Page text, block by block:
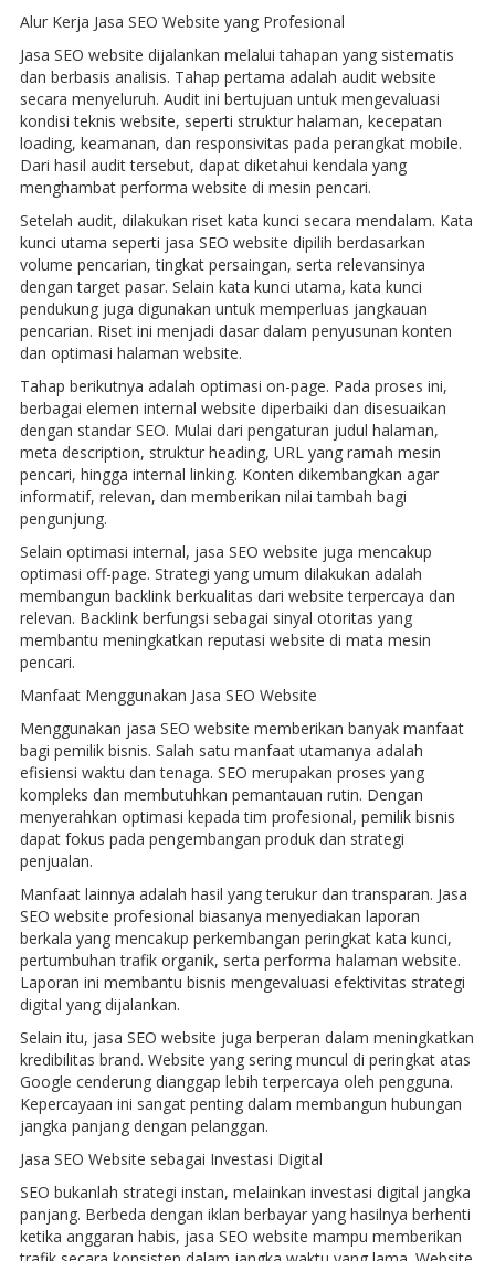
Alur Kerja Jasa SEO Website yang Profesional
Jasa SEO website dijalankan melalui tahapan yang sistematis
dan berbasis analisis. Tahap pertama adalah audit website
secara menyeluruh. Audit ini bertujuan untuk mengevaluasi
kondisi teknis website, seperti struktur halaman, kecepatan
loading, keamanan, dan responsivitas pada perangkat mobile.
Dari hasil audit tersebut, dapat diketahui kendala yang
menghambat performa website di mesin pencari.
Setelah audit, dilakukan riset kata kunci secara mendalam. Kata
kunci utama seperti jasa SEO website dipilih berdasarkan
volume pencarian, tingkat persaingan, serta relevansinya
dengan target pasar. Selain kata kunci utama, kata kunci
pendukung juga digunakan untuk memperluas jangkauan
pencarian. Riset ini menjadi dasar dalam penyusunan konten
dan optimasi halaman website.
Tahap berikutnya adalah optimasi on-page. Pada proses ini,
berbagai elemen internal website diperbaiki dan disesuaikan
dengan standar SEO. Mulai dari pengaturan judul halaman,
meta description, struktur heading, URL yang ramah mesin
pencari, hingga internal linking. Konten dikembangkan agar
informatif, relevan, dan memberikan nilai tambah bagi
pengunjung.
Selain optimasi internal, jasa SEO website juga mencakup
optimasi off-page. Strategi yang umum dilakukan adalah
membangun backlink berkualitas dari website terpercaya dan
relevan. Backlink berfungsi sebagai sinyal otoritas yang
membantu meningkatkan reputasi website di mata mesin
pencari.
Manfaat Menggunakan Jasa SEO Website
Menggunakan jasa SEO website memberikan banyak manfaat
bagi pemilik bisnis. Salah satu manfaat utamanya adalah
efisiensi waktu dan tenaga. SEO merupakan proses yang
kompleks dan membutuhkan pemantauan rutin. Dengan
menyerahkan optimasi kepada tim profesional, pemilik bisnis
dapat fokus pada pengembangan produk dan strategi
penjualan.
Manfaat lainnya adalah hasil yang terukur dan transparan. Jasa
SEO website profesional biasanya menyediakan laporan
berkala yang mencakup perkembangan peringkat kata kunci,
pertumbuhan trafik organik, serta performa halaman website.
Laporan ini membantu bisnis mengevaluasi efektivitas strategi
digital yang dijalankan.
Selain itu, jasa SEO website juga berperan dalam meningkatkan
kredibilitas brand. Website yang sering muncul di peringkat atas
Google cenderung dianggap lebih terpercaya oleh pengguna.
Kepercayaan ini sangat penting dalam membangun hubungan
jangka panjang dengan pelanggan.
Jasa SEO Website sebagai Investasi Digital
SEO bukanlah strategi instan, melainkan investasi digital jangka
panjang. Berbeda dengan iklan berbayar yang hasilnya berhenti
ketika anggaran habis, jasa SEO website mampu memberikan